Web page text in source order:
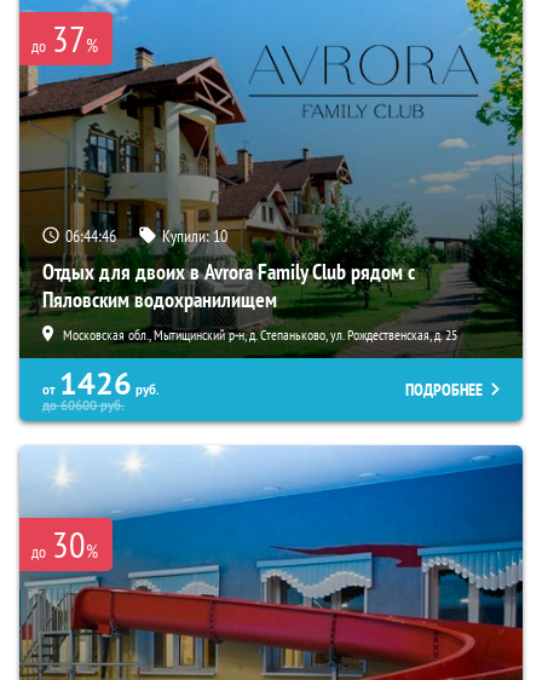
до 37%
06:44:45 Купили:10
Отдых для двоих в Avrora Family Club рядом с
Пяловским водохранилищем
Московская обл., Мытищинский р-н, д. Степаньково, ул. Рождественская, д. 25
от 1426 руб.
до60600руб.
ПОДРОБНЕЕ
до 30%